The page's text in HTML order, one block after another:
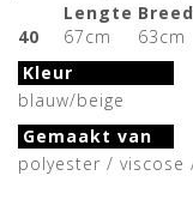
Lengte
40
67cm
63cm
Kleur
blauw/beige
Gemaakt van
polyester / viscose